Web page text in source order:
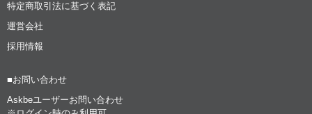
特定商取引法に基づく表記
運営会社
採用情報
■お問い合わせ
Askbeユーザーお問い合わせ